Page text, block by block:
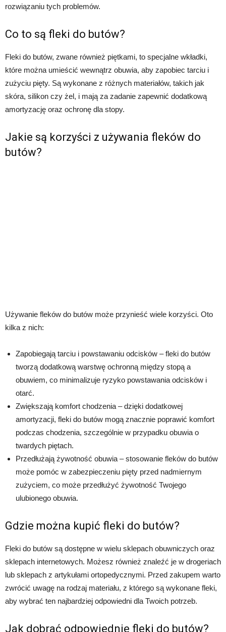
rozwiązaniu tych problemów.
Co to są fleki do butów?
Fleki do butów, zwane również piętkami, to specjalne wkładki,
które można umieścić wewnątrz obuwia, aby zapobiec tarciu i
zużyciu pięty. Są wykonane z różnych materiałów, takich jak
skóra, silikon czy żel, i mają za zadanie zapewnić dodatkową
amortyzację oraz ochronę dla stopy.
Jakie są korzyści z używania fleków do
butów?
Używanie fleków do butów może przynieść wiele korzyści. Oto
kilka z nich:
Zapobiegają tarciu i powstawaniu odcisków – fleki do butów
tworzą dodatkową warstwę ochronną między stopą a
obuwiem, co minimalizuje ryzyko powstawania odcisków i
otarć.
Zwiększają komfort chodzenia – dzięki dodatkowej
amortyzacji, fleki do butów mogą znacznie poprawić komfort
podczas chodzenia, szczególnie w przypadku obuwia o
twardych piętach.
Przedłużają żywotność obuwia – stosowanie fleków do butów
może pomóc w zabezpieczeniu pięty przed nadmiernym
zużyciem, co może przedłużyć żywotność Twojego
ulubionego obuwia.
Gdzie można kupić fleki do butów?
Fleki do butów są dostępne w wielu sklepach obuwniczych oraz
sklepach internetowych. Możesz również znaleźć je w drogeriach
lub sklepach z artykułami ortopedycznymi. Przed zakupem warto
zwrócić uwagę na rodzaj materiału, z którego są wykonane fleki,
aby wybrać ten najbardziej odpowiedni dla Twoich potrzeb.
Jak dobrać odpowiednie fleki do butów?